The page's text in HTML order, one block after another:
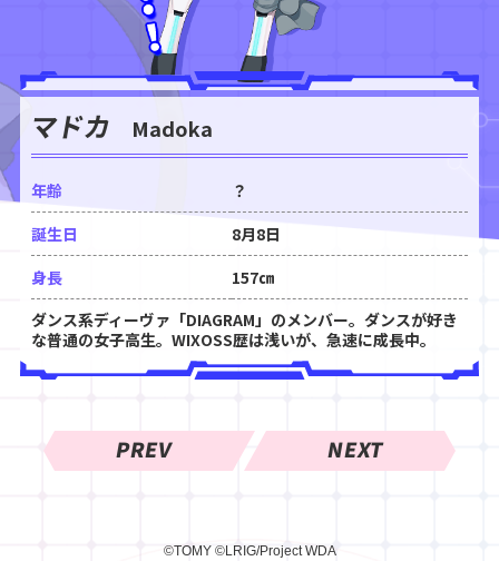
マドカ Madoka
年齢
？
誕生日
8月8日
身長
157㎝
ダンス系ディーヴァ「DIAGRAM」のメンバー。ダンスが好き
な普通の女子高生。WIXOSS歴は浅いが、急速に成長中。
PREV NEXT
©TOMY ©LRIG/Project WDA